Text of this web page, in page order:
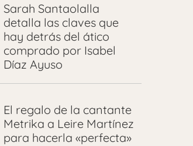
Sarah Santaolalla
detalla las claves que
hay detrás del ático
comprado por Isabel
Díaz Ayuso
El regalo de la cantante
Metrika a Leire Martínez
para hacerla «perfecta»